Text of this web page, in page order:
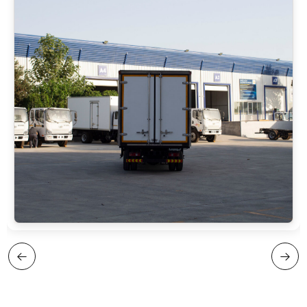
Gabarit o‘lchamlari (Uz×En×Bo):
4200х1900х1900 mm
Sovitish uskunasi: — Thermo King RV380
(−5°C) — Thermo King RV580 (−20°C)
Turi: refrijerator (sovitkichli)
kuzatuvchi sensor, tomdagi spoyler.